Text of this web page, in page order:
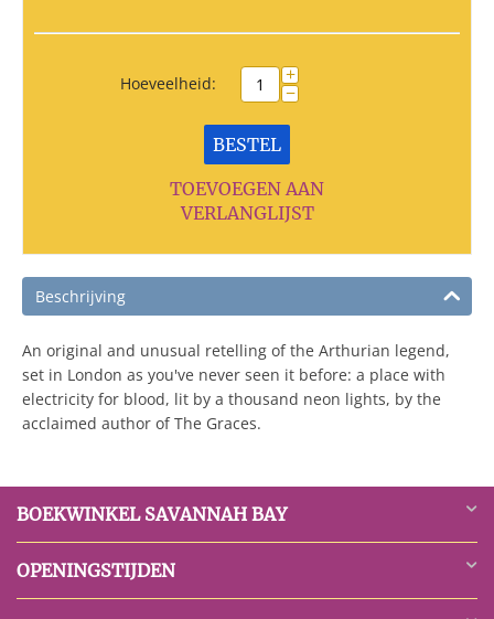
Hoeveelheid: +
−
BESTEL
TOEVOEGEN AAN
VERLANGLIJST
Beschrijving
An original and unusual retelling of the Arthurian legend,
set in London as you've never seen it before: a place with
electricity for blood, lit by a thousand neon lights, by the
acclaimed author of The Graces.
BOEKWINKEL SAVANNAH BAY
OPENINGSTIJDEN